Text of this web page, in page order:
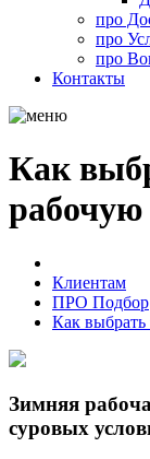
про
про
про
Контакты
Как
рабочую
Клиентам
ПРО Подбор
Как
Зимняя
суровых